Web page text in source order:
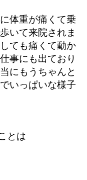
体重が痛くて乗
いて来院されま
ても痛くて動か
事にも出ており
にもうちゃんと
いっぱいな様子
とは